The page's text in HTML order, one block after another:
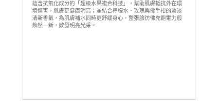
蘊含抗氧化成分的「超級水果複合科技」，幫助肌膚抵抗外在環
境傷害，肌膚更健康明亮；並結合檸檬水、玫瑰與佛手柑的淡淡
清新香氣，為肌膚補水同時更舒緩身心，整張臉彷彿充飽電力般
煥然一新，散發明亮光采。